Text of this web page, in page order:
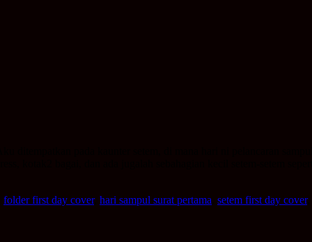
folder first day cover, hari sampul surat pertama setem first day cover,